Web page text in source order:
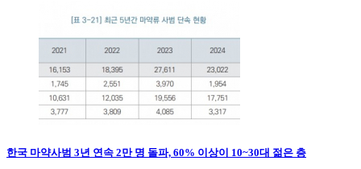
한국 마약사범 3년 연속 2만 명 돌파, 60% 이상이 10~30대 젊은 층